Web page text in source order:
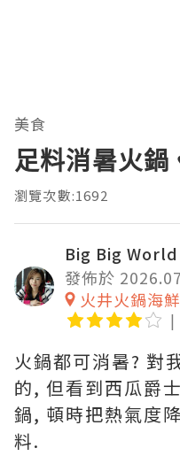
美食
足料消暑火
瀏覽次數:1692
Big Big World
發佈於
火井火鍋海
火鍋都可消暑? 對
的, 但看到西瓜爵
鍋, 頓時把熱氣度
料.